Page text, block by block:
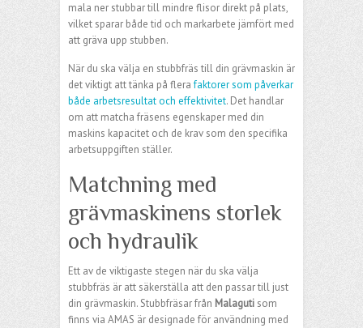
mala ner stubbar till mindre flisor direkt på plats,
vilket sparar både tid och markarbete jämfört med
att gräva upp stubben.
När du ska välja en stubbfräs till din grävmaskin är
det viktigt att tänka på flerafaktorer som påverkar
både arbetsresultat och effektivitet. Det handlar
om att matcha fräsens egenskaper med din
maskins kapacitet och de krav som den specifika
arbetsuppgiften ställer.
Matchning med
grävmaskinens storlek
och hydraulik
Ett av de viktigaste stegen när du ska välja
stubbfräs är att säkerställa att den passar till just
din grävmaskin. Stubbfräsar från Malaguti som
finns via AMAS är designade för användning med